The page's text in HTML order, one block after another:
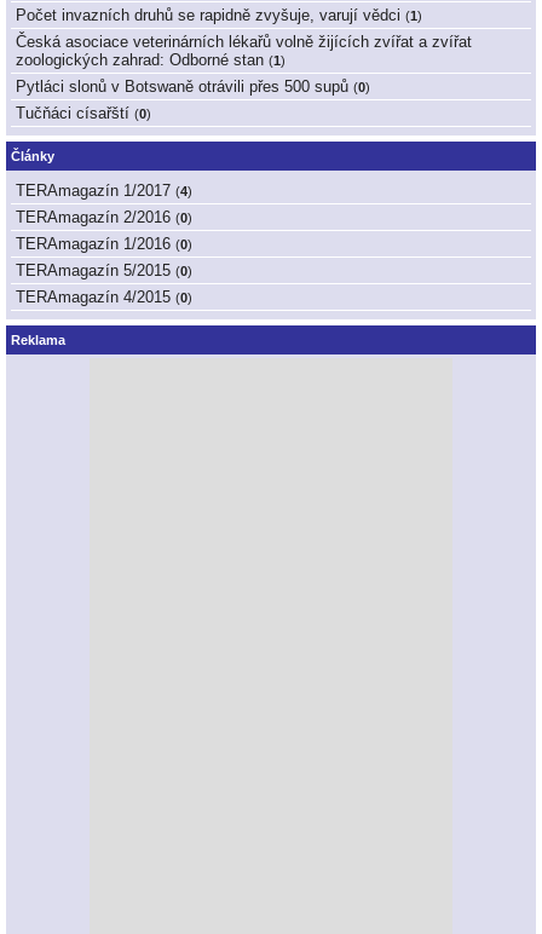
Počet invazních druhů se rapidně zvyšuje, varují vědci (1)
Česká asociace veterinárních lékařů volně žijících zvířat a zvířat
zoologických zahrad: Odborné stan (1)
Pytláci slonů v Botswaně otrávili přes 500 supů (0)
Tučňáci císařští (0)
Články
TERAmagazín 1/2017 (4)
TERAmagazín 2/2016 (0)
TERAmagazín 1/2016 (0)
TERAmagazín 5/2015 (0)
TERAmagazín 4/2015 (0)
Reklama